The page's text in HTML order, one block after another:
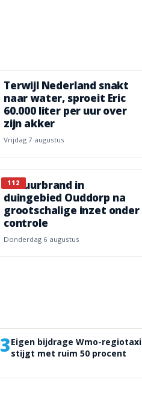
Terwijl Nederland snakt
naar water, sproeit Eric
60.000 liter per uur over
zijn akker
vrijdag 7 augustus
112
Natuurbrand in
duingebied Ouddorp na
grootschalige inzet onder
controle
donderdag 6 augustus
3Eigen bijdrage Wmo-regiotaxi
stijgt met ruim 50 procent